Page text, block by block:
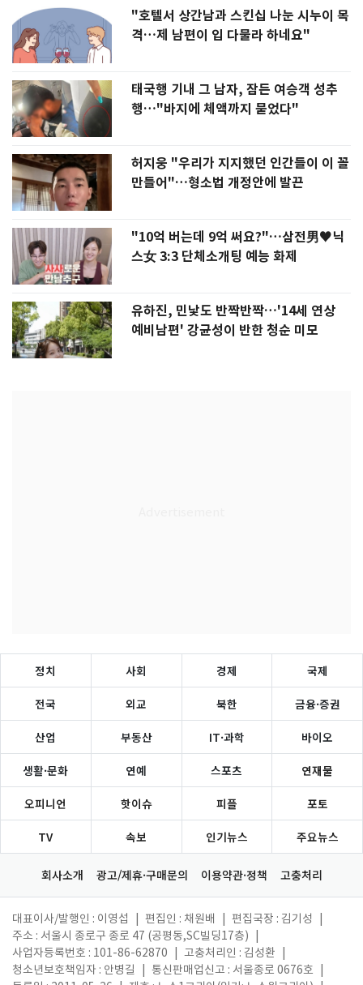
"호텔서 상간남과 스킨십 나눈 시누이 목
격…제 남편이 입 다물라 하네요"
태국행 기내 그 남자, 잠든 여승객 성추
행…"바지에 체액까지 묻었다"
허지웅 "우리가 지지했던 인간들이 이 꼴
만들어"…형소법 개정안에 발끈
"10억 버는데 9억 써요?"…삼전男♥닉
스女 3:3 단체소개팅 예능 화제
유하진, 민낯도 반짝반짝…'14세 연상
예비남편' 강균성이 반한 청순 미모
정치 사회 경제 국제
전국 외교 북한 금융·증권
산업 부동산 IT·과학 바이오
생활·문화 연예 스포츠 연재물
오피니언 핫이슈 피플 포토
TV 속보 인기뉴스 주요뉴스
회사소개 광고/제휴·구매문의 이용약관·정책 고충처리
대표이사/발행인 : 이영섭 편집인 : 채원배 편집국장 : 김기성
주소 : 서울시 종로구 종로 47 (공평동,SC빌딩17층)
사업자등록번호 : 101-86-62870
고충처리인 : 김성환
청소년보호책임자 : 안병길
통신판매업신고 : 서울종로 0676호